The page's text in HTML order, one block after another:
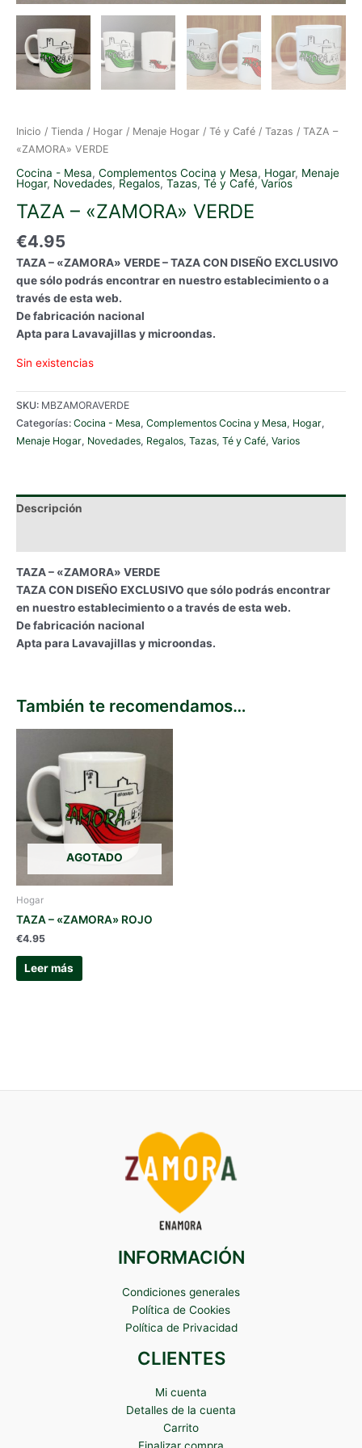
Inicio / Tienda / Hogar / Menaje Hogar / Té y Café / Tazas / TAZA –
«ZAMORA» VERDE
Cocina - Mesa, Complementos Cocina y Mesa, Hogar, Menaje
Hogar, Novedades, Regalos, Tazas, Té y Café,Varios
TAZA – «ZAMORA» VERDE
€4.95
TAZA – «ZAMORA» VERDE – TAZA CON DISEÑO EXCLUSIVO
que sólo podrás encontrar en nuestro establecimiento o a
través de esta web.
De fabricación nacional
Apta para Lavavajillas y microondas.
Sin existencias
SKU: MBZAMORAVERDE
Categorías: Cocina - Mesa, Complementos Cocina y Mesa, Hogar,
Menaje Hogar, Novedades, Regalos, Tazas, Té y Café, Varios
Descripción
TAZA – «ZAMORA» VERDE
TAZA CON DISEÑO EXCLUSIVO que sólo podrás encontrar
en nuestro establecimiento o a través de esta web.
De fabricación nacional
Apta para Lavavajillas y microondas.
También te recomendamos…
AGOTADO
Hogar
TAZA – «ZAMORA» ROJO
€4.95
Leer más
INFORMACIÓN
Condiciones generales
Política de Cookies
Política de Privacidad
CLIENTES
Mi cuenta
Detalles de la cuenta
Carrito